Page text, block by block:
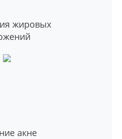
жировых
акне